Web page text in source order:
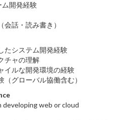
ム開発経験
話・読み書き）
たシステム開発経験
チャの理解
イルな開発環境の経験
グローバル協働含む）
developing web or cloud